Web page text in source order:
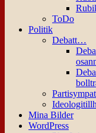
ToDo
Politik
Debatt…
Mina Bilder
WordPress